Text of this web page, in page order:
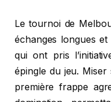
Le tournoi de
échanges longues
qui ont pris
épingle du jeu.
première frappe